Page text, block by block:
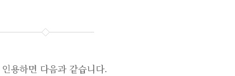
용하면 다음과 같습니다.